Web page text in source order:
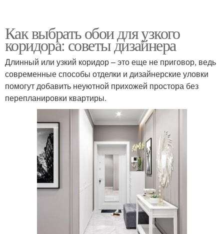
Как выбрать обои для узкого
коридора: советы дизайнера
Длинный или узкий коридор – это еще не приговор, ведь
современные способы отделки и дизайнерские уловки
помогут добавить неуютной прихожей простора без
перепланировки квартиры.